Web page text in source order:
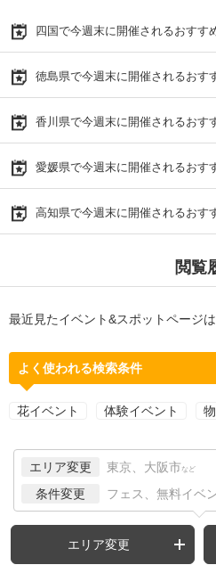
四国で今週末に開催されるおすす
徳島県で今週末に開催されるおす
香川県で今週末に開催されるおす
愛媛県で今週末に開催されるおす
高知県で今週末に開催されるおす
閲覧
最近見たイベント&スポットページは
よく使われる検索条件
花イベント 体験イベント
エリア変更 東京、大阪市 など
条件変更 フェス、無料イベ
エリア変更